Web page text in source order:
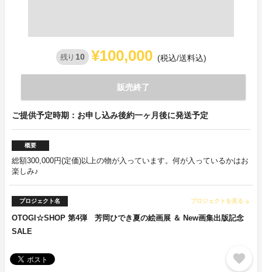
残り 10 ¥100,000 (税込/送料込)
販売終了
ご提供予定時期：お申し込み後約一ヶ月後に発送予定
概要
総額300,000円(定価)以上の物が入っています。何が入っているかはお
楽しみ♪
プロジェクト名 プロジェクトを見る arrow_forward
OTOGI☆SHOP 第4弾 芳岡ひでき夏の絵画展 ＆ New画集出版記念
SALE
favorite